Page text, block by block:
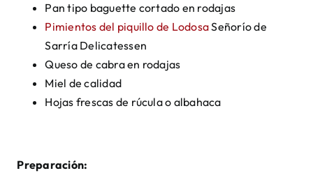
Pan tipo baguette cortado en rodajas
Pimientos del piquillo de LodosaSeñorío de
Sarría Delicatessen
Queso de cabra en rodajas
Miel de calidad
Hojas frescas de rúcula o albahaca
Preparación: